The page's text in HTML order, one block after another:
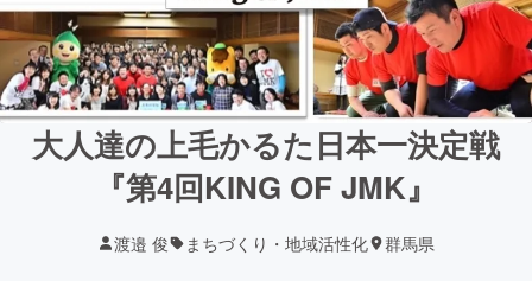
大人達の上毛かるた日本一決定戦
『第4回KING OF JMK』
渡邉 俊 まちづくり・地域活性化 群馬県